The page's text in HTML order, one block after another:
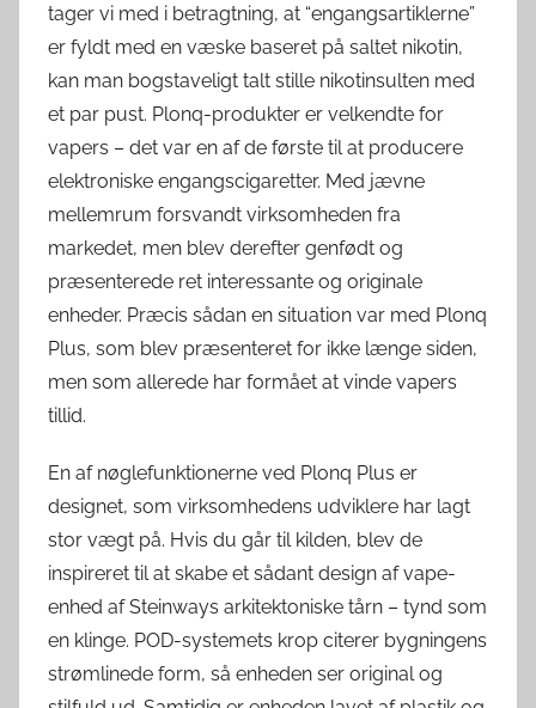
tager vi med i betragtning, at “engangsartiklerne”
er fyldt med en væske baseret på saltet nikotin,
kan man bogstaveligt talt stille nikotinsulten med
et par pust. Plonq-produkter er velkendte for
vapers – det var en af de første til at producere
elektroniske engangscigaretter. Med jævne
mellemrum forsvandt virksomheden fra
markedet, men blev derefter genfødt og
præsenterede ret interessante og originale
enheder. Præcis sådan en situation var med Plonq
Plus, som blev præsenteret for ikke længe siden,
men som allerede har formået at vinde vapers
tillid.
En af nøglefunktionerne ved Plonq Plus er
designet, som virksomhedens udviklere har lagt
stor vægt på. Hvis du går til kilden, blev de
inspireret til at skabe et sådant design af vape-
enhed af Steinways arkitektoniske tårn – tynd som
en klinge. POD-systemets krop citerer bygningens
strømlinede form, så enheden ser original og